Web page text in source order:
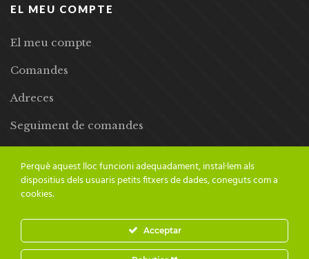
EL MEU COMPTE
El meu compte
Comandes
Adreces
Seguiment de comandes
© 2024 Adesiara Editorial | Tots els drets reservats | Preus amb
Perquè aquest lloc funcioni adequadament, instal·lem als
dispositius dels usuaris petits fitxers de dades, coneguts com a
cookies.
Acceptar